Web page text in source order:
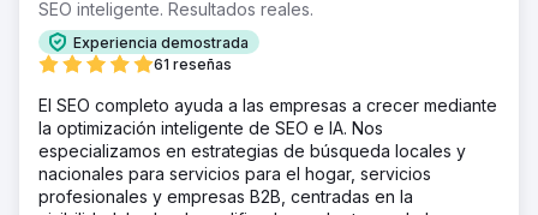
SEO inteligente. Resultados reales.
Experiencia demostrada
61 reseñas
El SEO completo ayuda a las empresas a crecer mediante
la optimización inteligente de SEO e IA. Nos
especializamos en estrategias de búsqueda locales y
nacionales para servicios para el hogar, servicios
profesionales y empresas B2B, centradas en la